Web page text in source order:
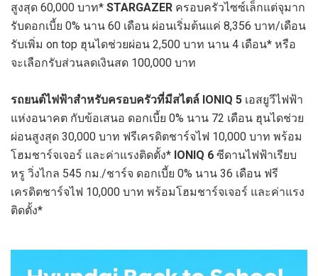
สูงสุด 60,000 บาท* STARGAZER ครอบครัวไซซ์เล็กแต่จุมาก
รับดอกเบี้ย 0% นาน 60 เดือน ผ่อนเริ่มต้นแค่ 8,356 บาท/เดือน
รับเพิ่ม on top ฮุนไดช่วยผ่อน 2,500 บาท นาน 4 เดือน* หรือ
จะเลือกรับส่วนลดเงินสด 100,000 บาท
รถยนต์ไฟฟ้าสำหรับครอบครัวที่มีสไตล์ IONIQ 5 เอสยูวีไฟฟ้า
แห่งอนาคต กับข้อเสนอ ดอกเบี้ย 0% นาน 72 เดือน ฮุนไดช่วย
ผ่อนสูงสุด 30,000 บาท ฟรีเครดิตชาร์จไฟ 10,000 บาท พร้อม
โฮมชาร์จเจอร์ และค่าแรงติดตั้ง* IONIQ 6 ซีดานไฟฟ้าเรียบ
หรู วิ่งไกล 545 กม./ชาร์จ ดอกเบี้ย 0% นาน 36 เดือน ฟรี
เครดิตชาร์จไฟ 10,000 บาท พร้อมโฮมชาร์จเจอร์ และค่าแรง
ติดตั้ง*